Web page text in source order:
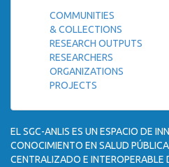
COMMUNITIES
& COLLECTIONS
RESEARCH OUTPUTS
RESEARCHERS
ORGANIZATIONS
PROJECTS
EL SGC-ANLIS ES UN ESPACIO DE
CONOCIMIENTO EN SALUD
CENTRALIZADO E INTEROPERABLE